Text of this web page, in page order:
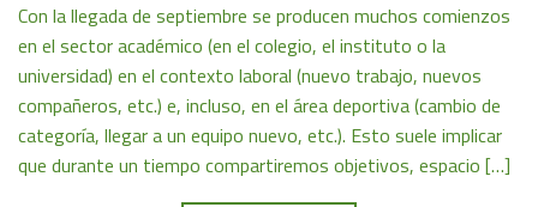
Con la llegada de septiembre se producen muchos comienzos
en el sector académico (en el colegio, el instituto o la
universidad) en el contexto laboral (nuevo trabajo, nuevos
compañeros, etc.) e, incluso, en el área deportiva (cambio de
categoría, llegar a un equipo nuevo, etc.). Esto suele implicar
que durante un tiempo compartiremos objetivos, espacio […]